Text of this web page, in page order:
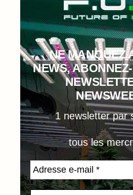
NE MANQUEZ
NEWS,
1 newsletter par
tous les